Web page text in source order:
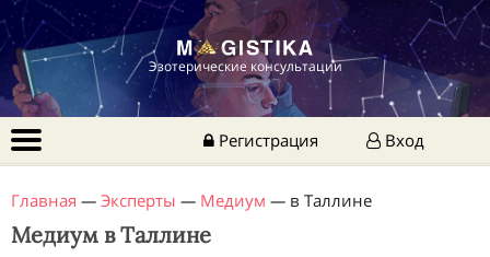
Эзотерические консультации
Регистрация Вход
Главная — Эксперты — Медиум — в Таллине
Медиум в Таллине